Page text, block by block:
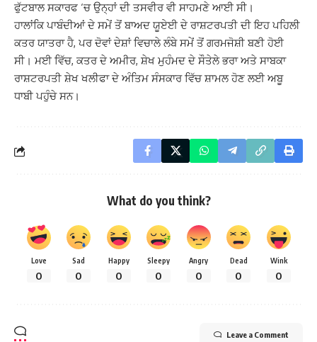
ਫੁੱਟਬਾਲ ਸਕਾਰਫ ‘ਚ ਉਨ੍ਹਾਂ ਦੀ ਤਸਵੀਰ ਵੀ ਸਾਹਮਣੇ ਆਈ ਸੀ।
ਹਾਲਾਂਕਿ ਪਾਬੰਦੀਆਂ ਦੇ ਸਮੇਂ ਤੋਂ ਬਾਅਦ ਯੂਏਈ ਦੇ ਰਾਸ਼ਟਰਪਤੀ ਦੀ ਇਹ ਪਹਿਲੀ
ਕਤਰ ਯਾਤਰਾ ਹੈ, ਪਰ ਦੋਵਾਂ ਦੇਸ਼ਾਂ ਵਿਚਾਲੇ ਲੰਬੇ ਸਮੇਂ ਤੋਂ ਗਰਮਜੋਸ਼ੀ ਬਣੀ ਹੋਈ
ਸੀ। ਮਈ ਵਿੱਚ, ਕਤਰ ਦੇ ਅਮੀਰ, ਸ਼ੇਖ ਮੁਹੰਮਦ ਦੇ ਸੌਤੇਲੇ ਭਰਾ ਅਤੇ ਸਾਬਕਾ
ਰਾਸ਼ਟਰਪਤੀ ਸ਼ੇਖ ਖਲੀਫਾ ਦੇ ਅੰਤਿਮ ਸੰਸਕਾਰ ਵਿੱਚ ਸ਼ਾਮਲ ਹੋਣ ਲਈ ਅਬੂ
ਧਾਬੀ ਪਹੁੰਚੇ ਸਨ।
What do you think?
Love
0
Sad
0
Happy
0
Sleepy
0
Angry
0
Dead
0
Wink
0
Leave a Comment